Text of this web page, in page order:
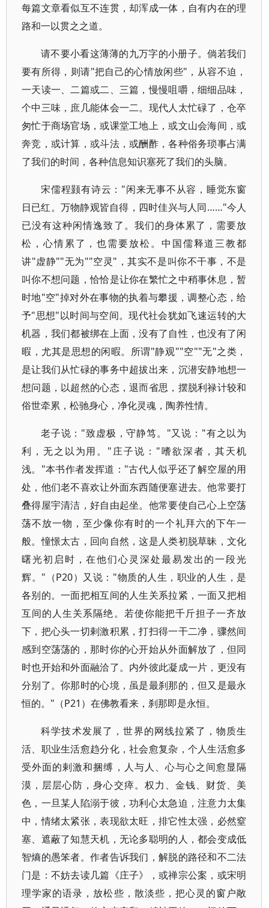
每篇文章看似互不连贯，却浑成一体，自有内在的理
路和一以贯之之道。
请不要小看这薄薄的九万字的小册子。倘若我们
要有所得，则请"把自己的心情放闲些"，从容不迫，
一天读一、二篇或二、三篇，慢慢咀嚼，细细品味，
个中三味，庶几能体会一二。现代人太忙碌了，仓卒
匆忙于商场官场，或课堂工地上，或文山会海间，或
奔竞，或计算，或斗法，或酬酢，各种俗务琐事占满
了我们的时间，各种信息知识塞死了我们的头脑。
宋儒程颢有诗云："闲来无事不从容，睡觉东窗
日已红。万物静观皆自得，四时佳兴与人同……"今人
已没有这种闲情逸致了。我们的身体累了，需要放
松，心情累了，也需要放松。中国儒释道三教都
讲"虚静""无为""空灵"，其实不是叫你不干事，不是
叫你不想问题，恰恰是让你在繁忙之中稍事休息，暂
时地"空"掉对外在事物的执着与攀援，调整心态，给
予"思想"以时间与空间。现代社会犹如飞速运转的大
机器，我们都被绑在上面，没有了自性，也没有了闲
暇，尤其是思想的闲暇。所谓"静观""空""无"之类，
是让我们从忙碌的事务中超拔出来，沉潜安静地想一
想问题，以超然的心态，退而省思，摆脱利禄计较和
俗世牵累，松驰身心，净化灵魂，陶养性情。
老子说："致虚极，守静笃。"又说："有之以为
利，无之以为用。"庄子说："嗜欲深者，其天机
浅。"本书作者发挥道："古代人似乎还了解空屋的用
处，他们老不喜欢让外面东西随便塞进去。他常要打
叠得屋宇清洁，好自由起坐。他常要使自己心上空荡
荡不放一物，至少像你有时的一个礼拜六的下午一
般。憧憬太古，回向自然，这是人类初脱草昧，文化
曙光初启时，在他们心灵深处最易发出的一段光
辉。"（P20）又说："物质的人生，职业的人生，是
各别的。一面把相互间的人生关系拉紧，一面又把相
互间的人生关系隔绝。若使你能把千斤担子一齐放
下，把心头一切剌激积累，打扫得一干二净，骤然间
感到空荡荡的，那时你的心开始从外面解放了，但同
时也开始和外面融洽了。内外彼此凝成一片，更没有
分别了。你那时的心境，虽是最刹那的，但又是最永
恒的。"（P21）在佛教看来，刹那即是永恒。
科学技术发展了，世界的网线拉紧了，物质生
活、职业生活愈趋分化，社会愈复杂，个人生活愈多
受外面的剌激和捆缚，人与人、心与心之间愈显隔
漠，层层心防，身心交瘁。权力、金钱、财货、美
色，一旦某人陷溺于彼，功利心太急迫，注意力太集
中，情绪太紧张，表现欲太旺，排它性太强，必然窒
塞、遮蔽了知慧天机，无论多聪明的人，都会变成低
智熵的愚笨者。作者告诉我们，解脱的路径和不二法
门是：不妨去读几篇《庄子》，或禅宗公案，或宋明
理学家的语录，放松些，散淡些，把心灵的窗户敞